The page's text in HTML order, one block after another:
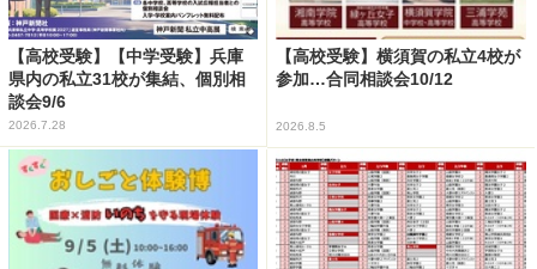
【高校受験】【中学受験】兵庫
県内の私立31校が集結、個別相
談会9/6
2026.7.28
【高校受験】横須賀の私立4校が
参加…合同相談会10/12
2026.8.5